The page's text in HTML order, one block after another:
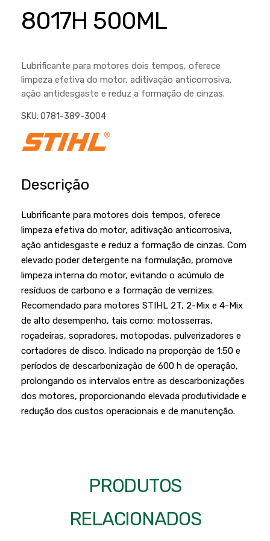
Outros
Sementes
Discos de Corte e Abrasivos
Marretas
Morsa de Bancada
Branco
Furadeiras
Moendas de Cana
Nogueira
Plaina
Policorte
Raladores
Serra Circular
Serra Fita
Serra Mármore
Serra Sabre
Serra Tico Tico
WEG
Cortador de Palmas
Ferramentas Manuais e Acessórios
Ferramentas Multifuncionais
Lavadoras de Alta Pressão
Outros
Podadores
Produtos a Bateria
Pulverizadores
Roçadeiras
Sopradores e Aspirador
8017H 500ML
Lubrificante para motores dois tempos, oferece
limpeza efetiva do motor, aditivação anticorrosiva,
ação antidesgaste e reduz a formação de cinzas.
SKU: 0781-389-3004
Descrição
Lubrificante para motores dois tempos, oferece
limpeza efetiva do motor, aditivação anticorrosiva,
ação antidesgaste e reduz a formação de cinzas. Com
elevado poder detergente na formulação, promove
limpeza interna do motor, evitando o acúmulo de
resíduos de carbono e a formação de vernizes.
Recomendado para motores STIHL 2T, 2-Mix e 4-Mix
de alto desempenho, tais como: motosserras,
roçadeiras, sopradores, motopodas, pulverizadores e
cortadores de disco. Indicado na proporção de 1:50 e
períodos de descarbonização de 600 h de operação,
prolongando os intervalos entre as descarbonizações
dos motores, proporcionando elevada produtividade e
redução dos custos operacionais e de manutenção.
PRODUTOS
RELACIONADOS